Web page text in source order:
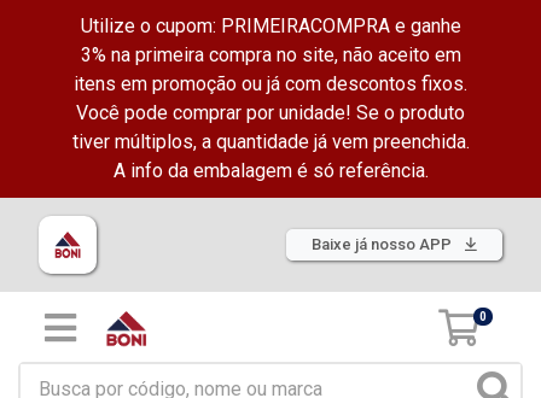
Utilize o cupom: PRIMEIRACOMPRA e ganhe
3% na primeira compra no site, não aceito em
itens em promoção ou já com descontos fixos.
Você pode comprar por unidade! Se o produto
tiver múltiplos, a quantidade já vem preenchida.
A info da embalagem é só referência.
Baixe já nosso APP
0